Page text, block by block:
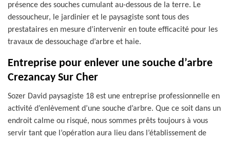
présence des souches cumulant au-dessous de la terre. Le
dessoucheur, le jardinier et le paysagiste sont tous des
prestataires en mesure d’intervenir en toute efficacité pour les
travaux de dessouchage d’arbre et haie.
Entreprise pour enlever une souche d’arbre
Crezancay Sur Cher
Sozer David paysagiste 18 est une entreprise professionnelle en
activité d’enlèvement d’une souche d’arbre. Que ce soit dans un
endroit calme ou risqué, nous sommes prêts toujours à vous
servir tant que l’opération aura lieu dans l’établissement de